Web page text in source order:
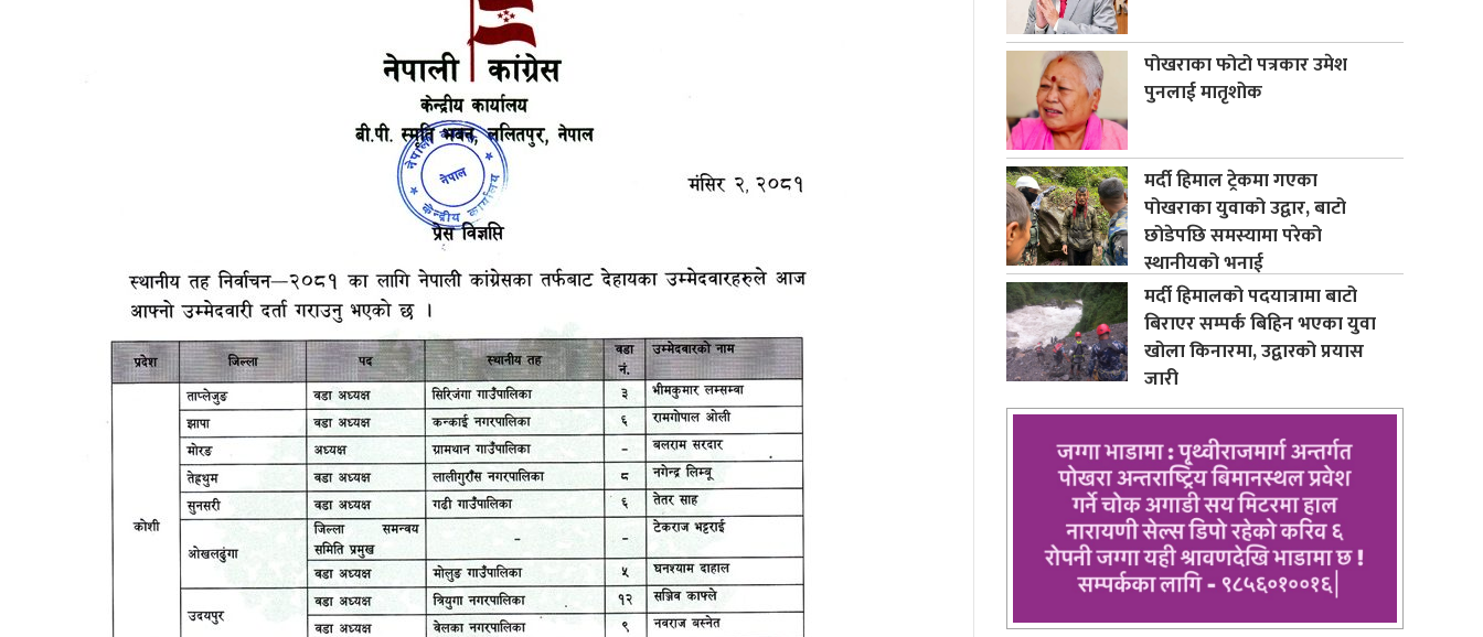
पोखराका फोटो पत्रकार उमेश
पुनलाई मातृशोक
मर्दी हिमाल ट्रेकमा गएका
पोखराका युवाको उद्वार, बाटो
छोडेपछि समस्यामा परेको
स्थानीयको भनाई
मर्दी हिमालको पदयात्रामा बाटो
बिराएर सम्पर्क बिहिन भएका युवा
खोला किनारमा, उद्वारको प्रयास
जारी